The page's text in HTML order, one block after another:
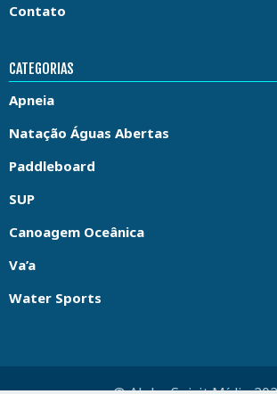
Contato
CATEGORIAS
Apneia
Natação Águas Abertas
Paddleboard
SUP
Canoagem Oceânica
Va’a
Water Sports